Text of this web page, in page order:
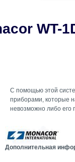
WT-
С помощью этой
приборами, которые
невозможно либо его
Дополнительная